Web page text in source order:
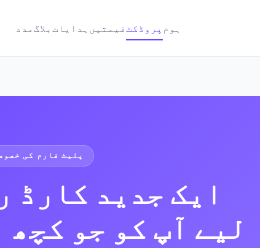
ہوم پروڈکٹقیمتیں ہدایات بلاگمدد
پلیٹ فارم کی
ایک جدید کارڈ
لیے آپ کو جو